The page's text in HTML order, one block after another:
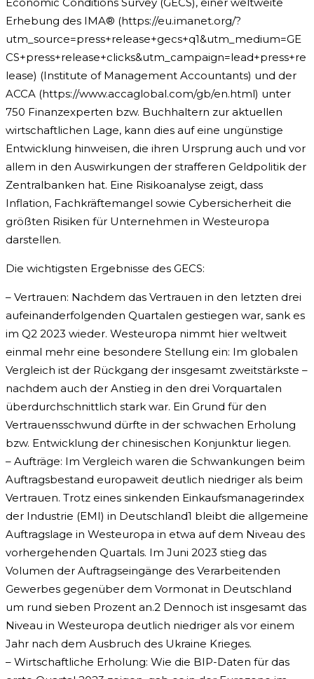
Erhebung des IMA® (https://eu.imanet.org/?
utm_source=press+release+gecs+q1&utm_medium=GE
CS+press+release+clicks&utm_campaign=lead+press+re
lease) (Institute of Management Accountants) und der
ACCA (https://www.accaglobal.com/gb/en.html) unter
750 Finanzexperten bzw. Buchhaltern zur aktuellen
wirtschaftlichen Lage, kann dies auf eine ungünstige
Entwicklung hinweisen, die ihren Ursprung auch und vor
allem in den Auswirkungen der strafferen Geldpolitik der
Zentralbanken hat. Eine Risikoanalyse zeigt, dass
Inflation, Fachkräftemangel sowie Cybersicherheit die
größten Risiken für Unternehmen in Westeuropa
darstellen.
Die wichtigsten Ergebnisse des GECS:
– Vertrauen: Nachdem das Vertrauen in den letzten drei
aufeinanderfolgenden Quartalen gestiegen war, sank es
im Q2 2023 wieder. Westeuropa nimmt hier weltweit
einmal mehr eine besondere Stellung ein: Im globalen
Vergleich ist der Rückgang der insgesamt zweitstärkste –
nachdem auch der Anstieg in den drei Vorquartalen
überdurchschnittlich stark war. Ein Grund für den
Vertrauensschwund dürfte in der schwachen Erholung
bzw. Entwicklung der chinesischen Konjunktur liegen.
– Aufträge: Im Vergleich waren die Schwankungen beim
Auftragsbestand europaweit deutlich niedriger als beim
Vertrauen. Trotz eines sinkenden Einkaufsmanagerindex
der Industrie (EMI) in Deutschland1 bleibt die allgemeine
Auftragslage in Westeuropa in etwa auf dem Niveau des
vorhergehenden Quartals. Im Juni 2023 stieg das
Volumen der Auftragseingänge des Verarbeitenden
Gewerbes gegenüber dem Vormonat in Deutschland
um rund sieben Prozent an.2 Dennoch ist insgesamt das
Niveau in Westeuropa deutlich niedriger als vor einem
Jahr nach dem Ausbruch des Ukraine Krieges.
– Wirtschaftliche Erholung: Wie die BIP-Daten für das